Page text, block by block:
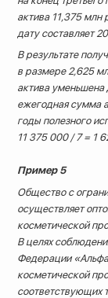
актива 11,375 млн
дату составляет
В результате
в размере 2,625
актива уменьшена
ежегодная сумма
годы полезного
11 375 000 / 7 = 1
Пример 5
Общество с
осуществляет
косметической
В целях
Федерации
косметической
соответствующих